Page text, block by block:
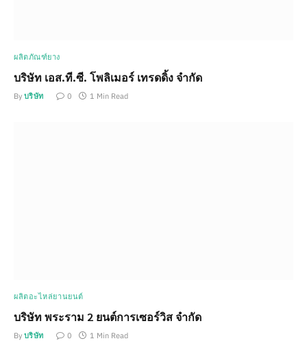
ผลิตภัณฑ์ยาง
บริษัท เอส.ที.ซี. โพลิเมอร์ เทรดดิ้ง จำกัด
By บริษัท 0 1 Min Read
ผลิตอะไหล่ยานยนต์
บริษัท พระราม 2 ยนต์การเซอร์วิส จำกัด
By บริษัท 0 1 Min Read